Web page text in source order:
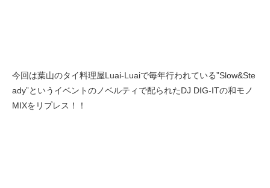
今回は葉山のタイ料理屋Luai-Luaiで毎年行われている”Slow&Ste
ady”というイベントのノベルティで配られたDJ DIG-ITの和モノ
MIXをリプレス！！